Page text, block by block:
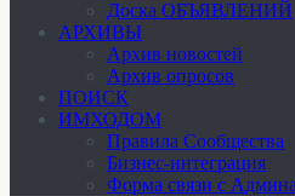
Доска ОБЪЯВЛЕНИЙ
АРХИВЫ
Архив новостей
Архив опросов
ПОИСК
ИМХОДОМ
Правила Сообщества
Бизнес-интеграция
Форма связи с